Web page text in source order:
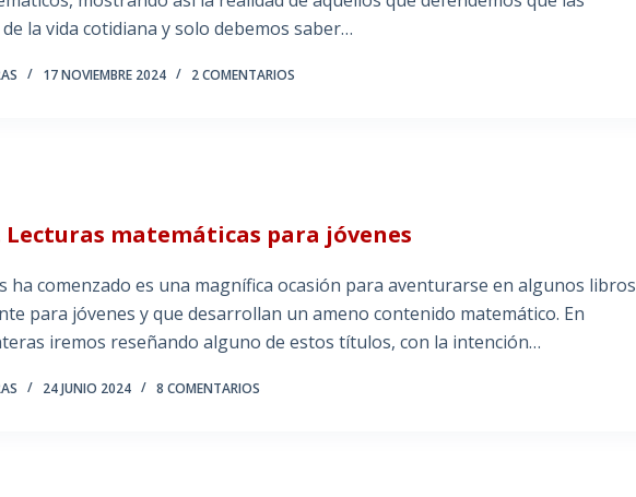
la vida cotidiana y solo debemos saber…
17 NOVIEMBRE 2024 2 COMENTARIOS
Lecturas matemáticas para jóvenes
ha comenzado es una magnífica ocasión para aventurarse en algunos libros
para jóvenes y que desarrollan un ameno contenido matemático. En
iremos reseñando alguno de estos títulos, con la intención…
24 JUNIO 2024 8 COMENTARIOS